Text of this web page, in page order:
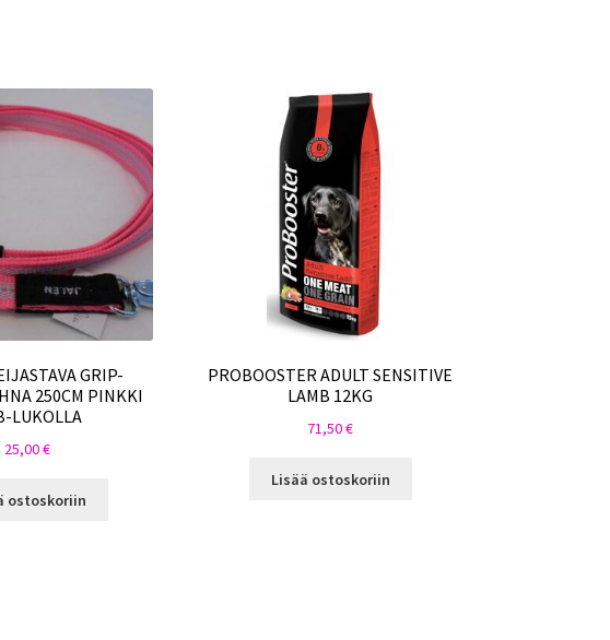
GRIP-
250CM PINKKI
LUKOLLA
25,00€
ostoskoriin
PROBOOSTER ADULT SENSITIVE
LAMB 12KG
71,50€
Lisää ostoskoriin